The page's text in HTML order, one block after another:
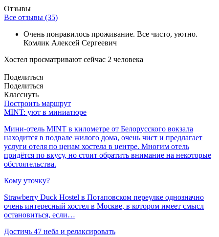
Отзывы
Все отзывы (35)
Очень понравилось проживание. Все чисто, уютно.
Комлик Алексей Сергеевич
Хостел просматривают сейчас 2 человека
Поделиться
Поделиться
Класснуть
Построить маршрут
MINT: уют в миниатюре
Мини-отель MINT в километре от Белорусского вокзала
находится в подвале жилого дома, очень чист и предлагает
услуги отеля по ценам хостела в центре. Многим отель
придётся по вкусу, но стоит обратить внимание на некоторые
обстоятельства.
Кому уточку?
Strawberry Duck Hostel в Потаповском переулке однозначно
очень интересный хостел в Москве, в котором имеет смысл
остановиться, если…
Достичь 47 неба и релаксировать